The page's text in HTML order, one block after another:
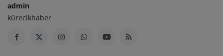
admin
kürecikhaber